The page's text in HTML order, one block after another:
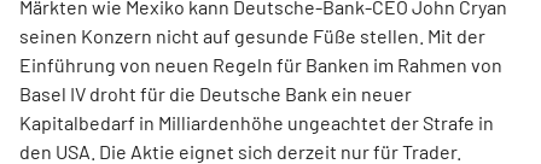
Märkten wie Mexiko kann Deutsche-Bank-CEO John Cryan
seinen Konzern nicht auf gesunde Füße stellen. Mit der
Einführung von neuen Regeln für Banken im Rahmen von
Basel IV droht für die Deutsche Bank ein neuer
Kapitalbedarf in Milliardenhöhe ungeachtet der Strafe in
den USA. Die Aktie eignet sich derzeit nur für Trader.